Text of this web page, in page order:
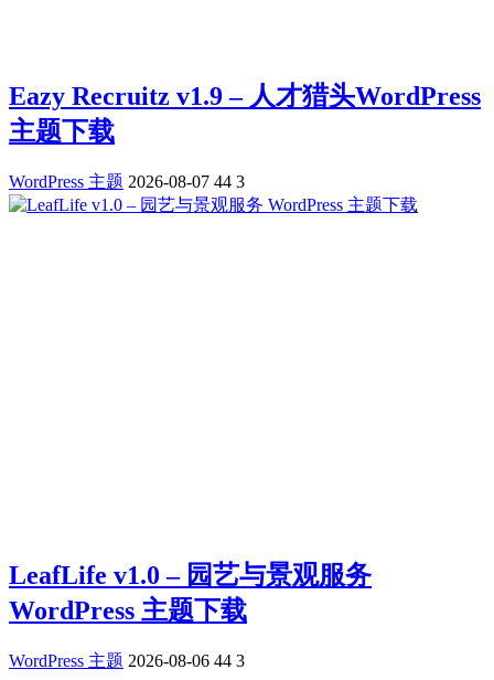
Eazy Recruitz v1.9 – 人才猎头WordPress
主题下载
WordPress 主题 2026-08-07 44 3
LeafLife v1.0 – 园艺与景观服务
WordPress 主题下载
WordPress 主题 2026-08-06 44 3